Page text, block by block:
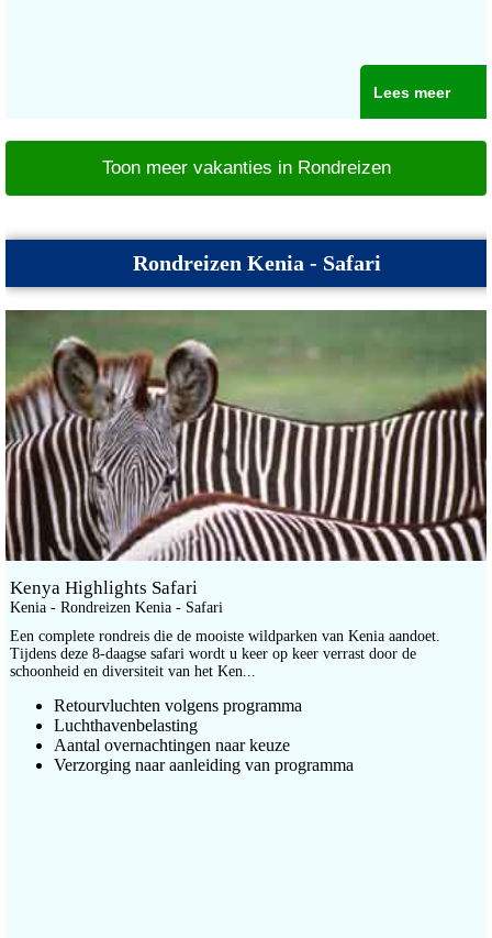
Lees meer
Toon meer vakanties in Rondreizen
Rondreizen Kenia - Safari
Kenya Highlights Safari
Kenia - Rondreizen Kenia - Safari
Een complete rondreis die de mooiste wildparken van Kenia aandoet.
Tijdens deze 8-daagse safari wordt u keer op keer verrast door de
schoonheid en diversiteit van het Ken...
Retourvluchten volgens programma
Luchthavenbelasting
Aantal overnachtingen naar keuze
Verzorging naar aanleiding van programma